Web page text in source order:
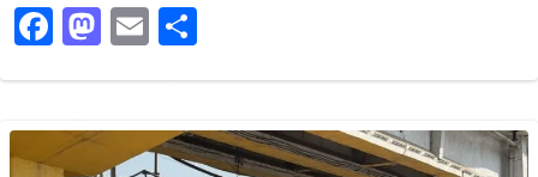
Facebook
Mastodon
Email